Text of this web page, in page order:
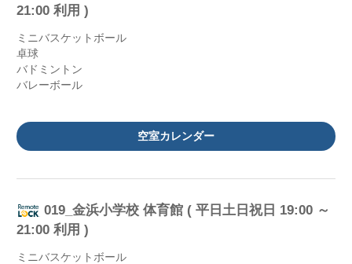
21:00 利用 )
ミニバスケットボール
卓球
バドミントン
バレーボール
空室カレンダー
019_金浜小学校 体育館 ( 平日土日祝日 19:00 ～
21:00 利用 )
ミニバスケットボール